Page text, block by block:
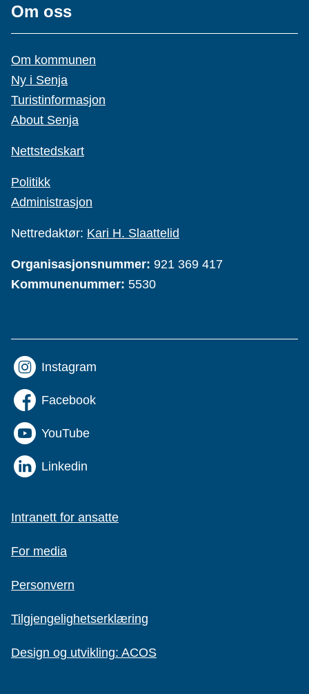
Om oss
Om kommunen
Ny i Senja
Turistinformasjon
About Senja
Nettstedskart
Politikk
Administrasjon
Nettredaktør: Kari H. Slaattelid
Organisasjonsnummer: 921 369 417
Kommunenummer: 5530
Instagram
Facebook
YouTube
Linkedin
Intranett for ansatte
For media
Personvern
Tilgjengelighetserklæring
Design og utvikling: ACOS